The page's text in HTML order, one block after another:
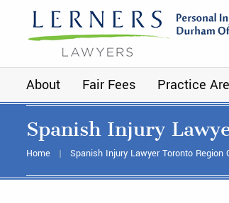
About Fair Fees Practice
Spanish Injury
Home Spanish Injury Lawyer Toronto Region